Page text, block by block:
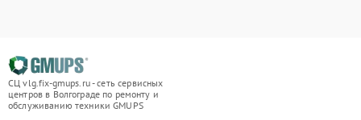
СЦ vlg.fix-gmups.ru - сеть сервисных
центров в Волгограде по ремонту и
обслуживанию техники GMUPS